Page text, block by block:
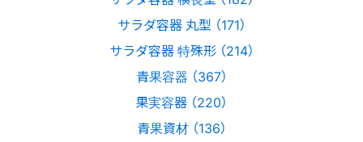
サラダ容器 丸型 （171）
サラダ容器 特殊形 （214）
青果容器 （367）
果実容器 （220）
青果資材 （136）